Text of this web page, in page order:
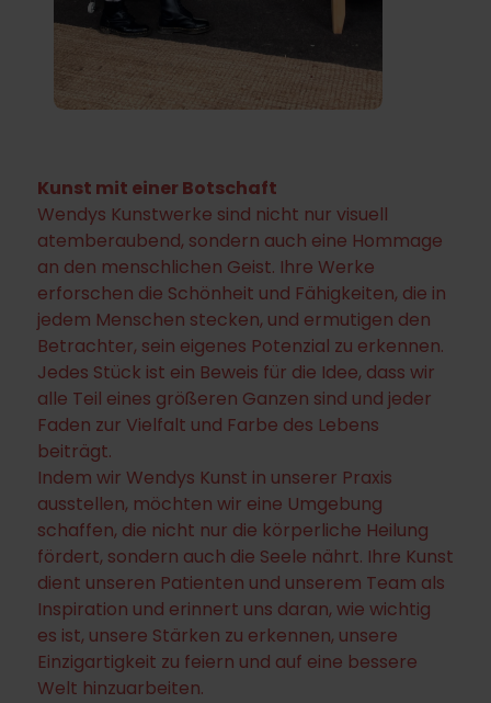
Kunst mit einer Botschaft
Wendys Kunstwerke sind nicht nur visuell
atemberaubend, sondern auch eine Hommage
an den menschlichen Geist. Ihre Werke
erforschen die Schönheit und Fähigkeiten, die in
jedem Menschen stecken, und ermutigen den
Betrachter, sein eigenes Potenzial zu erkennen.
Jedes Stück ist ein Beweis für die Idee, dass wir
alle Teil eines größeren Ganzen sind und jeder
Faden zur Vielfalt und Farbe des Lebens
beiträgt.
Indem wir Wendys Kunst in unserer Praxis
ausstellen, möchten wir eine Umgebung
schaffen, die nicht nur die körperliche Heilung
fördert, sondern auch die Seele nährt. Ihre Kunst
dient unseren Patienten und unserem Team als
Inspiration und erinnert uns daran, wie wichtig
es ist, unsere Stärken zu erkennen, unsere
Einzigartigkeit zu feiern und auf eine bessere
Welt hinzuarbeiten.